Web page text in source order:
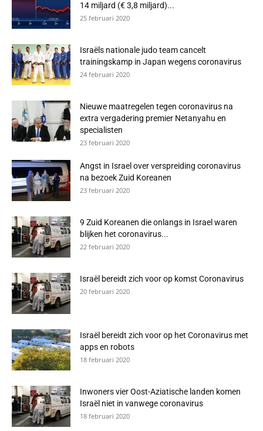
14 miljard (€ 3,8 miljard)...
25 februari 2020
Israëls nationale judo team cancelt
trainingskamp in Japan wegens coronavirus
24 februari 2020
Nieuwe maatregelen tegen coronavirus na
extra vergadering premier Netanyahu en
specialisten
23 februari 2020
Angst in Israel over verspreiding coronavirus
na bezoek Zuid Koreanen
23 februari 2020
9 Zuid Koreanen die onlangs in Israel waren
blijken het coronavirus...
22 februari 2020
Israël bereidt zich voor op komst Coronavirus
20 februari 2020
Israël bereidt zich voor op het Coronavirus met
apps en robots
18 februari 2020
Inwoners vier Oost-Aziatische landen komen
Israël niet in vanwege coronavirus
18 februari 2020